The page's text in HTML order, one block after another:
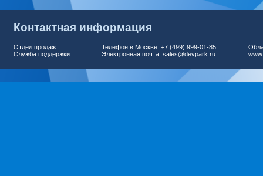
Контактная информация
Отдел продаж
Служба поддержки
Телефон в Москве: +7 (499) 999-01-85
Электронная почта: sales@devpark.ru